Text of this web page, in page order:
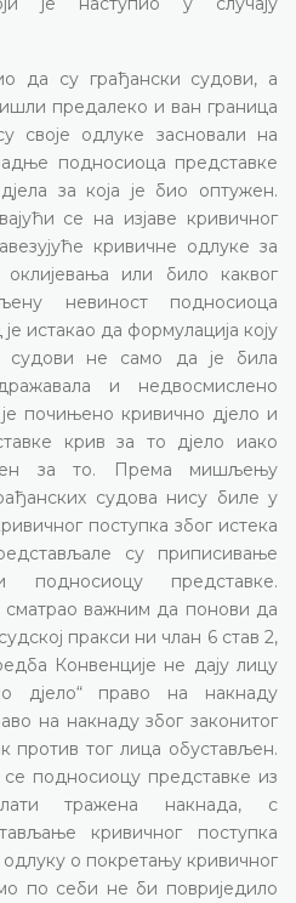
да су грађански судови, а
предалеко и ван граница
своје одлуке засновали на
подносиоца представке
за која је био оптужен.
се на изјаве кривичног
кривичне одлуке за
или било каквог
невиност подносиоца
истакао да формулација коју
судови не само да је била
и недвосмислено
почињено кривично дјело и
крив за то дјело иако
за то. Према мишљењу
судова нису биле у
поступка због истека
су приписивање
подносиоцу представке.
сматрао важним да понови да
пракси ни члан 6 став 2,
Конвенције не дају лицу
дјело“ право на накнаду
на накнаду због законитог
против тог лица обустављен.
подносиоцу представке из
тражена накнада, с
кривичног поступка
о покретању кривичног
по себи не би повриједило